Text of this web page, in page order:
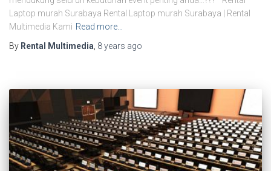
Laptop murah Surabaya Rental Laptop murah Surabaya | Rental
Multimedia Kami Read more…
By Rental Multimedia 8 years ago